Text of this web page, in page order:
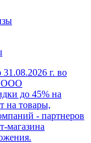
г. во
ООО
до 45% на
на товары,
- партнеров
магазина